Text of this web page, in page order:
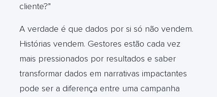
cliente?”
A verdade é que dados por si só não vendem.
Histórias vendem. Gestores estão cada vez
mais pressionados por resultados e saber
transformar dados em narrativas impactantes
pode ser a diferença entre uma campanha